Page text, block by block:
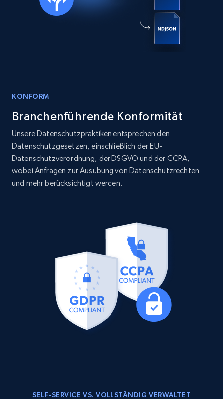
KONFORM
Branchenführende Konformität
Unsere Datenschutzpraktiken entsprechen den
Datenschutzgesetzen, einschließlich der EU-
Datenschutzverordnung, der DSGVO und der CCPA,
wobei Anfragen zur Ausübung von Datenschutzrechten
und mehr berücksichtigt werden.
SELF-SERVICE VS. VOLLSTÄNDIG VERWALTET